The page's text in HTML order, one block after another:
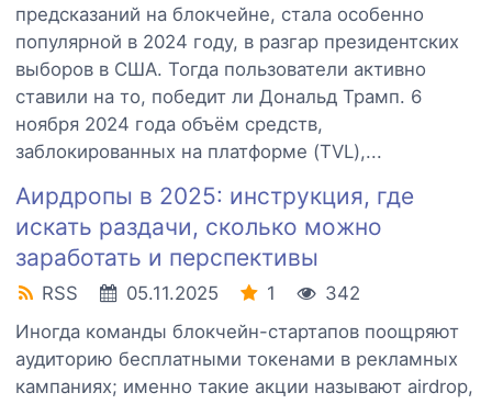
предсказаний на блокчейне, стала особенно
популярной в 2024 году, в разгар президентских
выборов в США. Тогда пользователи активно
ставили на то, победит ли Дональд Трамп. 6
ноября 2024 года объём средств,
заблокированных на платформе (TVL),...
Аирдропы в 2025: инструкция, где
искать раздачи, сколько можно
заработать и перспективы
RSS 05.11.2025 1
342
Иногда команды блокчейн-стартапов поощряют
аудиторию бесплатными токенами в рекламных
кампаниях; именно такие акции называют airdrop,